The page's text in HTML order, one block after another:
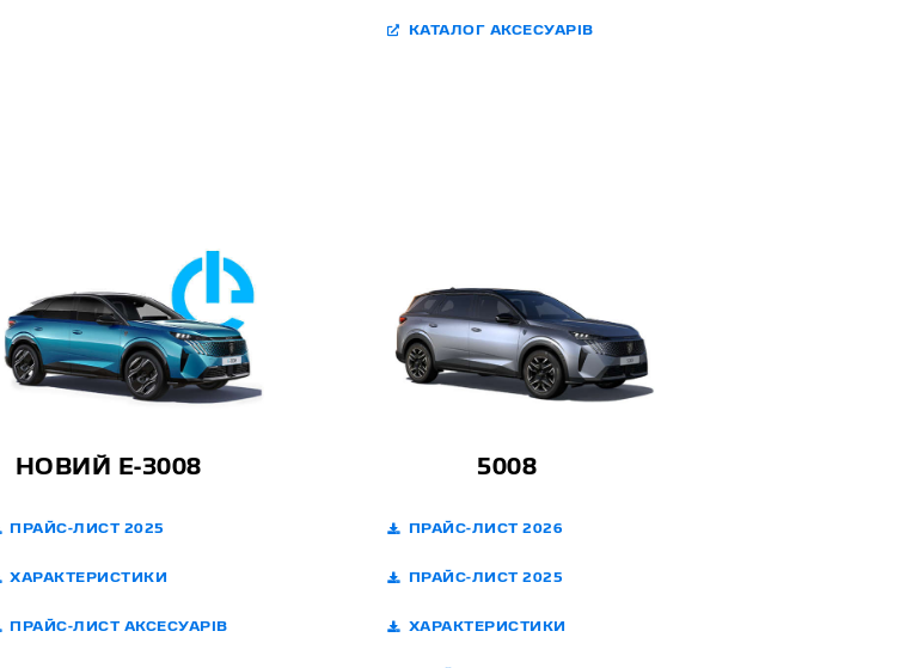
КАТАЛОГ АКСЕСУАРІВ
НОВИЙ E-3008
ПРАЙС-ЛИСТ 2025
ХАРАКТЕРИСТИКИ
ПРАЙС-ЛИСТ АКСЕСУАРІВ
5008
ПРАЙС-ЛИСТ 2026
ПРАЙС-ЛИСТ 2025
ХАРАКТЕРИСТИКИ